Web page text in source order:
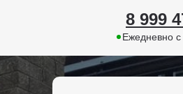
8 999
Ежедневно